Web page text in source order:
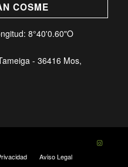
COSME
8°40'0.60"O
- 36416 Mos,
Aviso Legal